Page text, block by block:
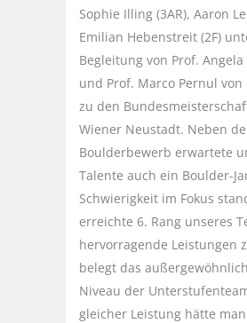
Sophie Illing (3AR), Aaron
Emilian Hebenstreit (2F)
Begleitung von Prof.
und Prof. Marco Pernul von
zu den
Wiener Neustadt. Neben
Boulderbewerb erwartete
Talente auch ein Boulder-
Schwierigkeit im Fokus
erreichte 6. Rang unseres
hervorragende Leistungen
belegt das
Niveau der
gleicher Leistung hätte